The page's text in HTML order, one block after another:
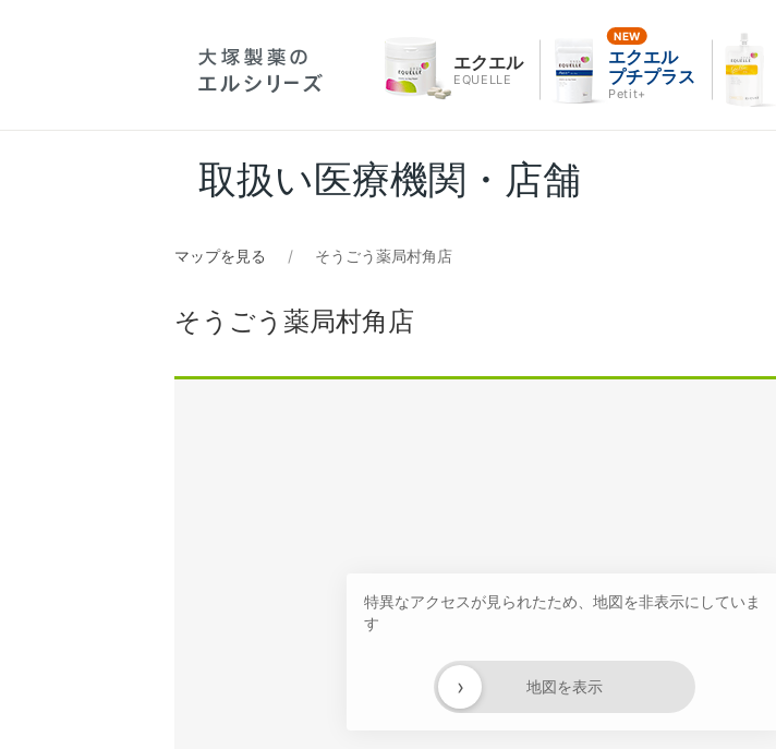
エクエル
EQUELLE
エクエル
プチプラス
Petit+
取扱い医療機関・店舗
マップを見る そうごう薬局村角店
そうごう薬局村角店
特異なアクセスが見られたため、地図を非表示にしていま
す
地図を表示
›